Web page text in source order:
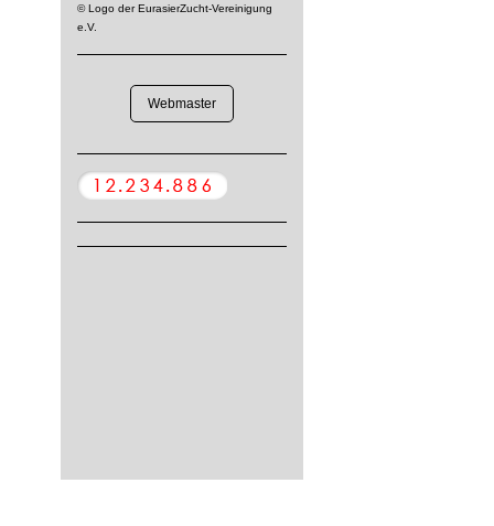
© Logo der EurasierZucht-Vereinigung
e.V.
Webmaster